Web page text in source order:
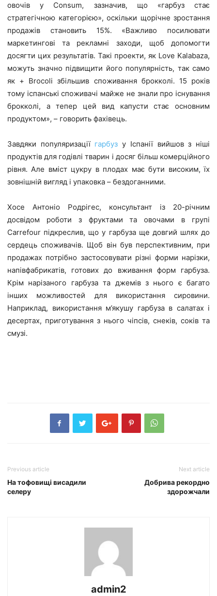
овочів у Consum, зазначив, що «гарбуз стає
стратегічною категорією», оскільки щорічне зростання
продажів становить 15%. «Важливо посилювати
маркетингові та рекламні заходи, щоб допомогти
досягти цих результатів. Такі проекти, як Love Kalabaza,
можуть значно підвищити його популярність, так само
як + Brocoli збільшив споживання брокколі. 15 років
тому іспанські споживачі майже не знали про існування
брокколі, а тепер цей вид капусти стає основним
продуктом», – говорить фахівець.
Завдяки популяризації гарбуз у Іспанії вийшов з ніші
продуктів для годівлі тварин і досяг більш комерційного
рівня. Але вміст цукру в плодах має бути високим, їх
зовнішній вигляд і упаковка – бездоганними.
Хосе Антоніо Родрігес, консультант із 20-річним
досвідом роботи з фруктами та овочами в групі
Carrefour підкреслив, що у гарбуза ще довгий шлях до
сердець споживачів. Щоб він був перспективним, при
продажах потрібно застосовувати різні форми нарізки,
напівфабрикатів, готових до вживання форм гарбуза.
Крім нарізаного гарбуза та джемів з нього є багато
інших можливостей для використання сировини.
Наприклад, використання м’якушу гарбуза в салатах і
десертах, приготування з нього чіпсів, снеків, соків та
смузі.
Previous article
На тофовищі висадили
селеру
Next article
Добрива рекордно
здорожчали
admin2